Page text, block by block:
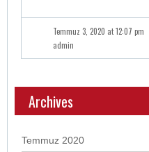
Temmuz 3, 2020 at 12:07 pm
admin
Archives
Temmuz 2020